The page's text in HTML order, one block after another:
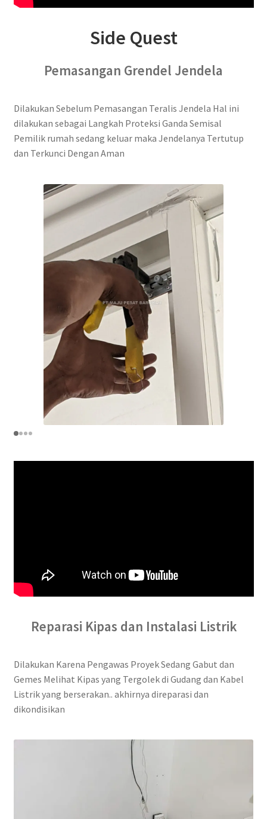
Side Quest
Pemasangan Grendel Jendela
Dilakukan Sebelum Pemasangan Teralis Jendela Hal ini
dilakukan sebagai Langkah Proteksi Ganda Semisal
Pemilik rumah sedang keluar maka Jendelanya Tertutup
dan Terkunci Dengan Aman
Reparasi Kipas dan Instalasi Listrik
Dilakukan Karena Pengawas Proyek Sedang Gabut dan
Gemes Melihat Kipas yang Tergolek di Gudang dan Kabel
Listrik yang berserakan.. akhirnya direparasi dan
dikondisikan